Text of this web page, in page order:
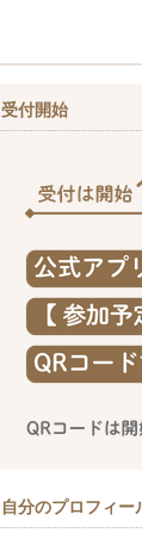
受付開始
自分のプロフィー